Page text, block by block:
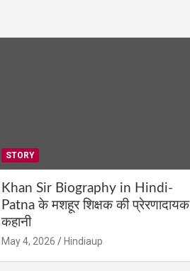
STORY
Khan Sir Biography in Hindi-
Patna के मशहूर शिक्षक की प्रेरणादायक
कहानी
May 4, 2026 Hindiaup